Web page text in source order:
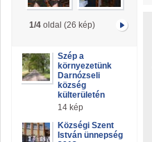
1/4oldal (26 kép)
Szép a
környezetünk
Darnózseli
község
külterületén
14 kép
Községi Szent
István ünnepség